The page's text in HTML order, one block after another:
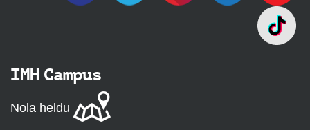
IMH Campus
Nola heldu